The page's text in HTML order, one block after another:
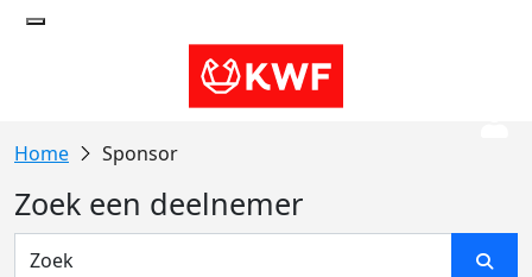
Sponsor
Zoek een deelnemer